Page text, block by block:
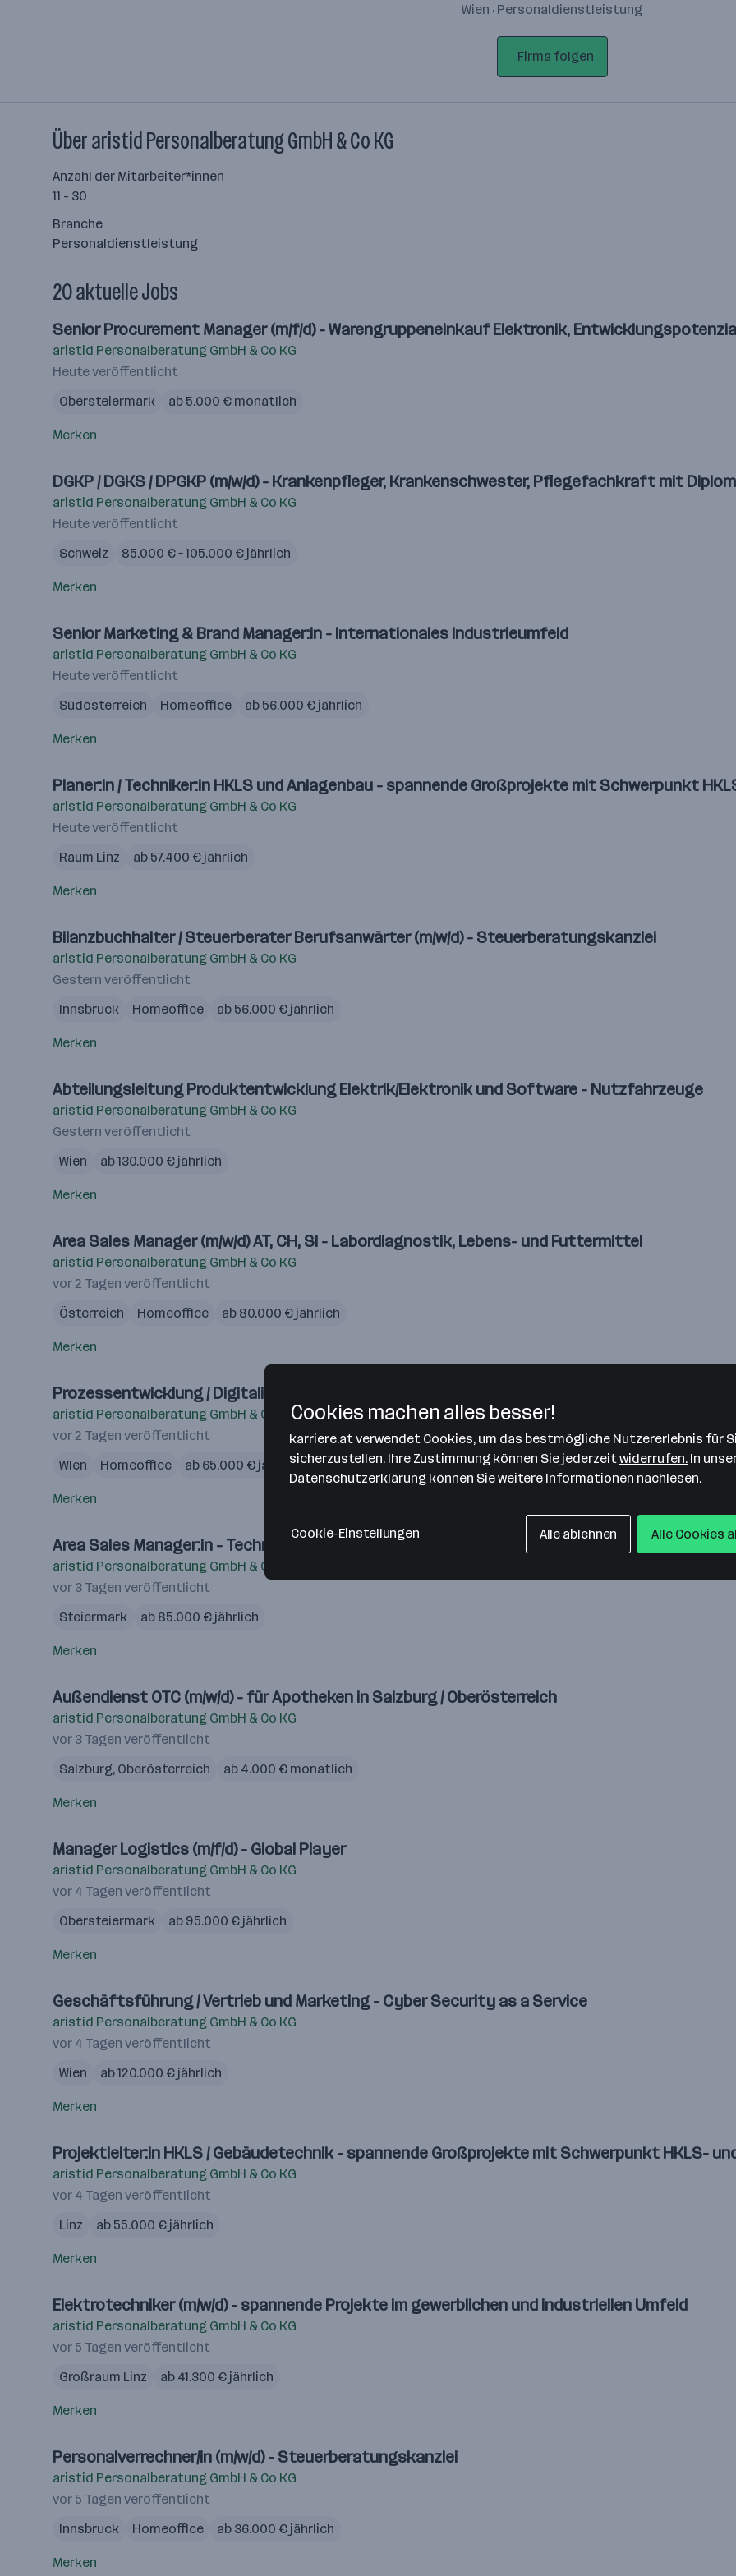
Wien · Personaldienstleistung
Firma folgen
Über aristid Personalberatung GmbH & Co KG
Anzahl der Mitarbeiter*innen
11 - 30
Branche
Personaldienstleistung
20 aktuelle Jobs
Senior Procurement Manager (m/f/d) - Warengruppeneinkauf Elektronik,
aristid Personalberatung GmbH & Co KG
Heute veröffentlicht
Obersteiermark
ab 5.000 € monatlich
Merken
DGKP / DGKS / DPGKP (m/w/d) - Krankenpfleger, Krankenschwester, Pflegefachkraft mit Diplom
aristid Personalberatung GmbH & Co KG
Heute veröffentlicht
Schweiz
85.000 € – 105.000 € jährlich
Merken
Senior Marketing & Brand Manager:in - Internationales Industrieumfeld
aristid Personalberatung GmbH & Co KG
Heute veröffentlicht
Südösterreich
Homeoffice ab 56.000 € jährlich
Merken
Planer:in / Techniker:in HKLS und Anlagenbau - spannende Großprojekte mit Schwerpunkt
aristid Personalberatung GmbH & Co KG
Heute veröffentlicht
Raum Linz
ab 57.400 € jährlich
Merken
Bilanzbuchhalter / Steuerberater Berufsanwärter (m/w/d) - Steuerberatungskanzlei
aristid Personalberatung GmbH & Co KG
Gestern veröffentlicht
Innsbruck
Homeoffice ab 56.000 € jährlich
Merken
Abteilungsleitung Produktentwicklung Elektrik/Elektronik und Software - Nutzfahrzeuge
aristid Personalberatung GmbH & Co KG
Gestern veröffentlicht
Wien
ab 130.000 € jährlich
Merken
Area Sales Manager (m/w/d) AT, CH, SI - Labordiagnostik, Lebens- und Futtermittel
aristid Personalberatung GmbH & Co KG
vor 2 Tagen veröffentlicht
Österreich
Homeoffice ab 80.000 € jährlich
Merken
Prozessentwicklung / Digitalisierung - Bereiche: (Projekt) Controlling, HR, CRM,
aristid Personalberatung GmbH & Co KG
vor 2 Tagen veröffentlicht
WIen
Homeoffice ab 65.000 € jährlich
Merken
Area Sales Manager:in - Technischer Vertrieb international
aristid Personalberatung GmbH & Co KG
vor 3 Tagen veröffentlicht
Steiermark
ab 85.000 € jährlich
Merken
Außendienst OTC (m/w/d) - für Apotheken in Salzburg / Oberösterreich
aristid Personalberatung GmbH & Co KG
vor 3 Tagen veröffentlicht
Salzburg, Oberösterreich ab 4.000 € monatlich
Merken
Manager Logistics (m/f/d) - Global Player
aristid Personalberatung GmbH & Co KG
vor 4 Tagen veröffentlicht
Obersteiermark
ab 95.000 € jährlich
Merken
Geschäftsführung / Vertrieb und Marketing - Cyber Security as a Service
aristid Personalberatung GmbH & Co KG
vor 4 Tagen veröffentlicht
Wien
ab 120.000 € jährlich
Merken
Projektleiter:in HKLS / Gebäudetechnik - spannende Großprojekte mit Schwerpunkt HKLS-
aristid Personalberatung GmbH & Co KG
vor 4 Tagen veröffentlicht
Linz
ab 55.000 € jährlich
Merken
Elektrotechniker (m/w/d) - spannende Projekte im gewerblichen und industriellen Umfeld
aristid Personalberatung GmbH & Co KG
vor 5 Tagen veröffentlicht
Großraum Linz
ab 41.300 € jährlich
Merken
Personalverrechner/in (m/w/d) - Steuerberatungskanzlei
aristid Personalberatung GmbH & Co KG
vor 5 Tagen veröffentlicht
Innsbruck
Homeoffice ab 36.000 € jährlich
Merken
Cookies machen alles besser!
karriere.at verwendet Cookies, um das bestmögliche Nutzererlebnis für
sicherzustellen. Ihre Zustimmung können Sie jederzeitwiderrufen. In
Datenschutzerklärung können Sie weitere Informationen nachlesen.
Cookie-Einstellungen Alle ablehnen Alle Cookies